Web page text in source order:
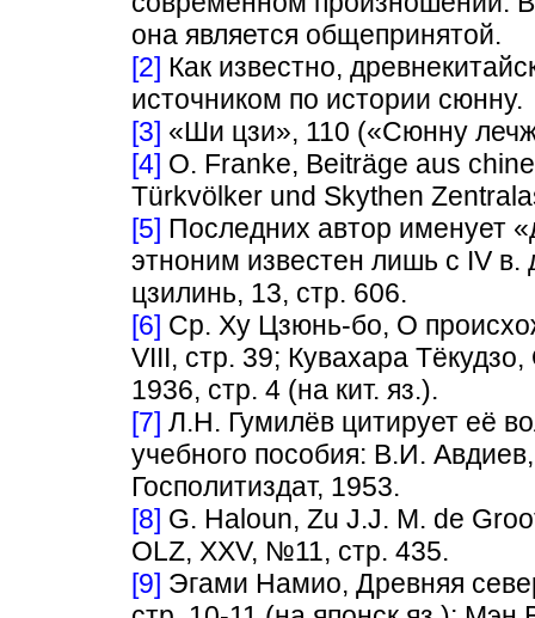
она является общепринятой.
[2] Как известно,
источником по истории сюнну.
[3] «Ши цзи», 110 («Сюнну
[4] О. Franke, Beiträge aus
Türkvölker und Skythen
[5] Последних автор именует
этноним известен лишь с IV в.
цзилинь, 13, стр. 606.
[6] Ср. Xу Цзюнь-бо, О
VIII, стр. 39; Кувахара
1936, стр. 4 (на кит. яз.).
[7] Л.Н. Гумилёв цитирует её
учебного пособия: В.И.
Госполитиздат, 1953.
[8] G. Наlоun, Zu J.J. М. de
OLZ, XXV, №11, стр. 435.
[9] Эгами Намио, Древняя